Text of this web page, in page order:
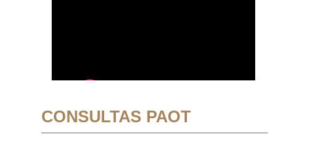
CONSULTAS PAOT